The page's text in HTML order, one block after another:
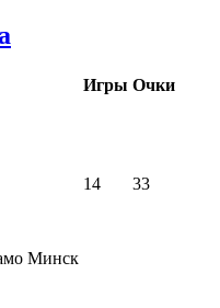
Игры Очки
Минск
14 33